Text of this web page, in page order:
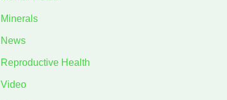
Minerals
News
Reproductive Health
Video